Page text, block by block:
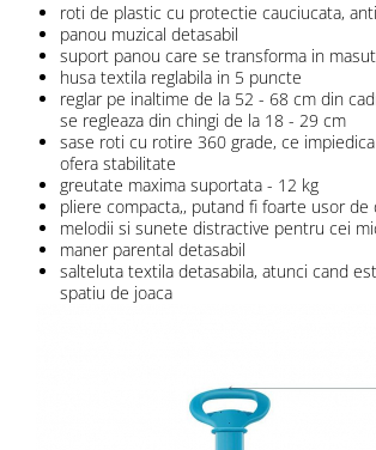
roti de plastic cu protectie cauciucata,
panou muzical detasabil
suport panou care se transforma in
husa textila reglabila in 5 puncte
reglar pe inaltime de la 52 - 68 cm din
se regleaza din chingi de la 18 - 29 cm
sase roti cu rotire 360 grade, ce
ofera stabilitate
greutate maxima suportata - 12 kg
pliere compacta,, putand fi foarte usor de
melodii si sunete distractive pentru cei
maner parental detasabil
salteluta textila detasabila, atunci cand
spatiu de joaca